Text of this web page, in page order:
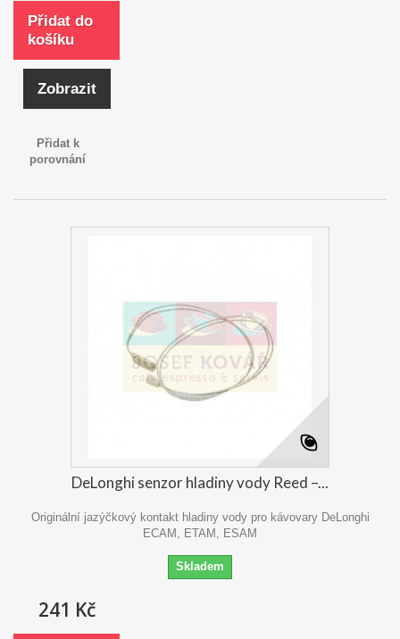
Přidat do
košíku
Zobrazit
Přidat k
porovnání
DeLonghi senzor hladiny vody Reed –...
Originální jazýčkový kontakt hladiny vody pro kávovary DeLonghi
ECAM, ETAM, ESAM
Skladem
241 Kč